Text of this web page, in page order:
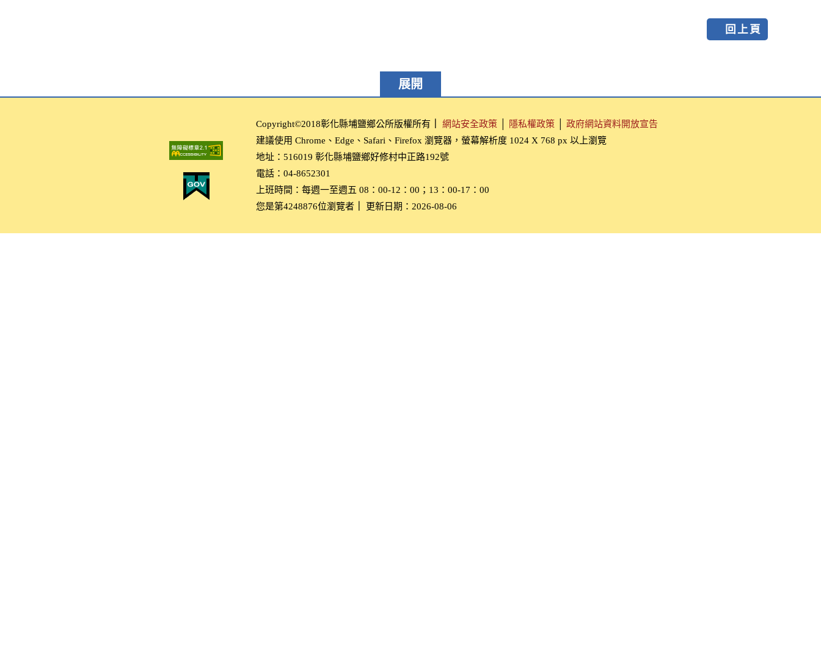
回上頁
展開
Copyright©2018彰化縣埔鹽鄉公所版權所有 網站安全政策 隱私權政策
政府網站資料開放宣告
建議使用 Chrome、Edge、Safari、Firefox 瀏覽器，螢幕解析度 1024 X 768 px 以上瀏覽
地址：516019 彰化縣埔鹽鄉好修村中正路192號
電話：04-8652301
上班時間：每週一至週五 08：00-12：00；13：00-17：00
您是第4248876位瀏覽者
更新日期：2026-08-06